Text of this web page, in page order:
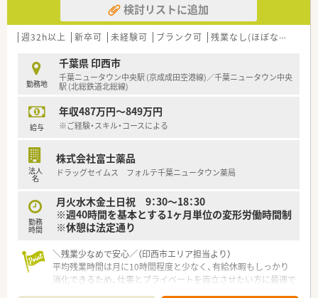
【職場環境と雰囲気】
■勤務されているスタッフは10年以上の方が多く、アットホー
ムな雰囲気で定着率が高い店舗です。
環境で働くことができます。
■門前の医療機関とも良好な関係が築けており、地域密着型の薬
局として機能しています。
【やりがい/おすすめポイント】
■年間休日126日ベース、平均残業月5時間と、メリハリをつけて
り確保することができます。
■ステージ制により昇給が明確で、薬局長になれば年収600万円
検討リストに追加
週32h以上 新卒可 未経験可 ブランク可 残業なし(ほぼなし含む)
勤務地
千葉県 印西市
千葉ニュータウン中央駅 (京成成田空港線)／千葉ニュータウン中央
駅 (北総鉄道北総線)
給与
年収487万円～849万円
※ご経験・スキル・コースによる
法人
名
株式会社富士薬品
ドラッグセイムス フォルテ千葉ニュータウン薬局
勤務
時間
月火水木金土日祝 9：30～18：30
※週40時間を基本とする1ヶ月単位の変形労働時間制
※休憩は法定通り
＼残業少なめで安心／（印西市エリア担当より）
平均残業時間は月に10時間程度と少なく、有給休暇もしっかり
消化できるため、仕事とプライベートを両立させたい方に最適で